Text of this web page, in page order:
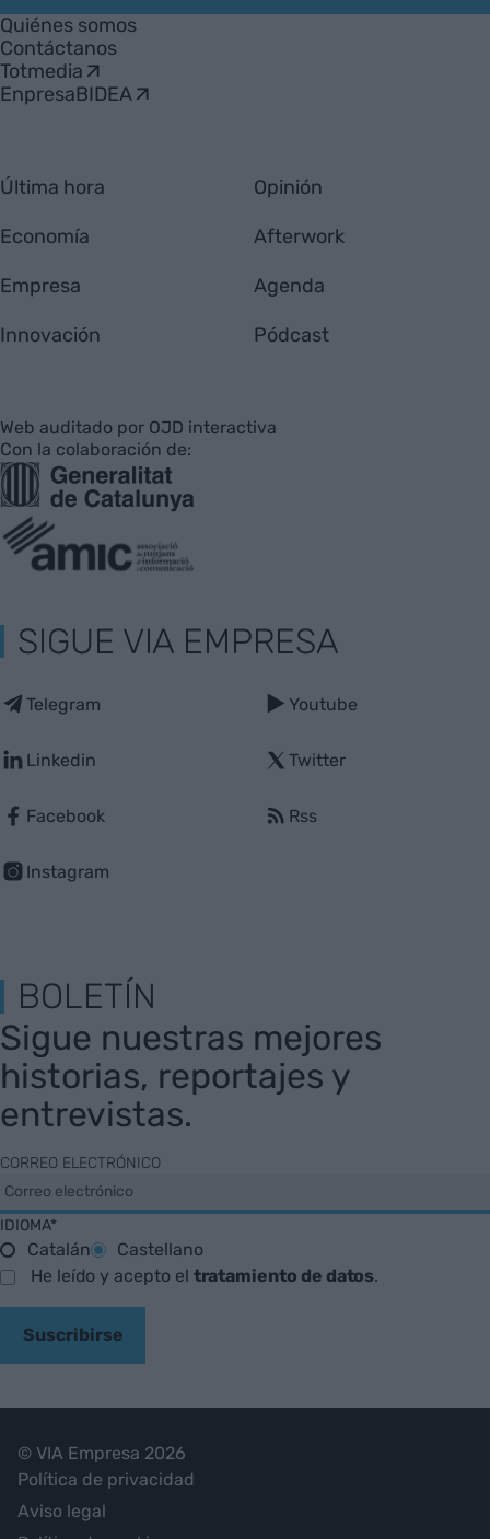
Empresa
Quiénes somos
Contáctanos
Totmedia
EnpresaBIDEA
Última hora
Economía
Empresa
Innovación
Opinión
Afterwork
Agenda
Pódcast
Web auditado por OJD interactiva
Con la colaboración de:
SIGUE VIA EMPRESA
Telegram
Linkedin
Facebook
Instagram
Youtube
Twitter
Rss
BOLETÍN
Sigue nuestras mejores
historias, reportajes y
entrevistas.
CORREO ELECTRÓNICO
IDIOMA*
Catalán
Castellano
He leído y acepto el tratamiento de datos.
Suscribirse
© VIA Empresa 2026
Política de privacidad
Aviso legal